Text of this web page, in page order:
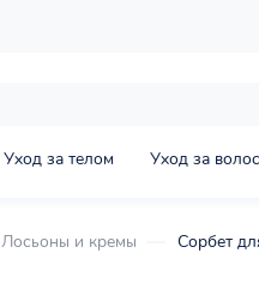
Уход за телом Уход за
Лосьоны и кремы Сорбет